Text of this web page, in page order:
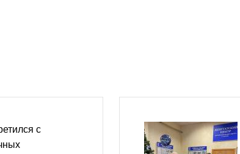
с